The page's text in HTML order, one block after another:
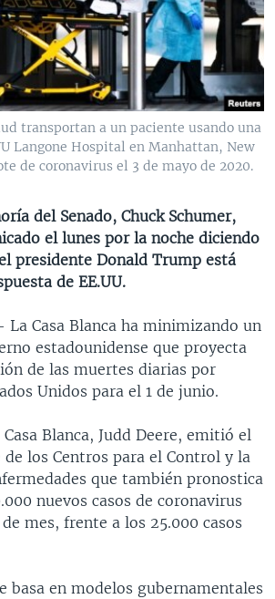
Y CULTURA
AL DÍA
[RADIO]
LA VOA
transportan a un paciente usando una
Langone Hospital en Manhattan, New
de coronavirus el 3 de mayo de 2020.
del Senado, Chuck Schumer,
el lunes por la noche diciendo
presidente Donald Trump está
de EE.UU.
La Casa Blanca ha minimizando un
estadounidense que proyecta
de las muertes diarias por
Unidos para el 1 de junio.
Blanca, Judd Deere, emitió el
los Centros para el Control y la
que también pronostica
nuevos casos de coronavirus
mes, frente a los 25.000 casos
basa en modelos gubernamentales